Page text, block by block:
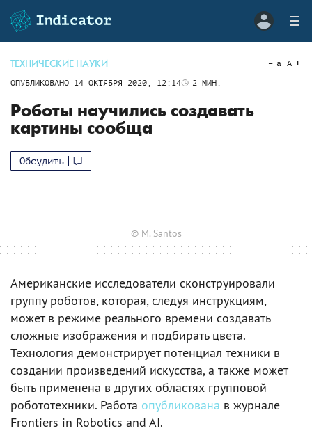
ТЕХНИЧЕСКИЕ НАУКИ
ОПУБЛИКОВАНО 14 ОКТЯБРЯ 2020, 12:14 2 МИН.
a A
Роботы научились создавать
картины сообща
Обсудить
© M. Santos
Американские исследователи сконструировали
группу роботов, которая, следуя инструкциям,
может в режиме реального времени создавать
сложные изображения и подбирать цвета.
Технология демонстрирует потенциал техники в
создании произведений искусства, а также может
быть применена в других областях групповой
робототехники. Работа опубликована в журнале
Frontiers in Robotics and AI.